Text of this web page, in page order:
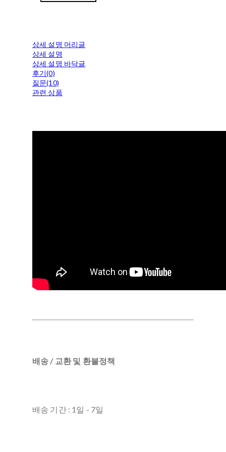
상세 설명 머리글
상세 설명
상세 설명 바닥글
후기(0)
질문(10)
관련 상품
배송 / 교환 및 환불정책
배송 기간 : 1일 - 7일